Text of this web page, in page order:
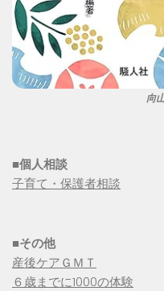
向
■個人相談
子育て・保護者相談
■その他
産後ケアＧＭＴ
６歳までに1000の体験